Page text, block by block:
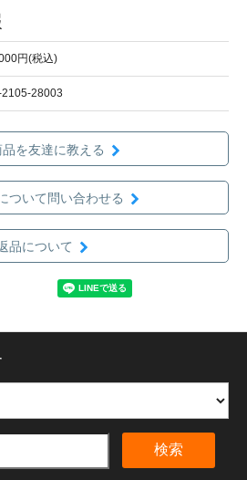
円(税込)
28003
品を友達に教える
ついて問い合わせる
品について
検索